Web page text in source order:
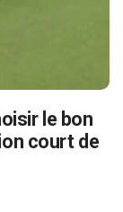
le bon
court de